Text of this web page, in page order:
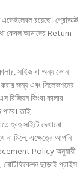
রয়েছে। প্রোডাক্ট
কেবল আমাদের Return
সাইজ বা অন্য কোন
করার জন্য এবং সিলেকশনের
কিংবা কালার
তাই
হুবহু সাইটে দেখানো
না মিলে, এক্ষেত্রে আপনি
Policy অনুযায়ী
নোটিফিকেশন ছাড়াই প্রাইস